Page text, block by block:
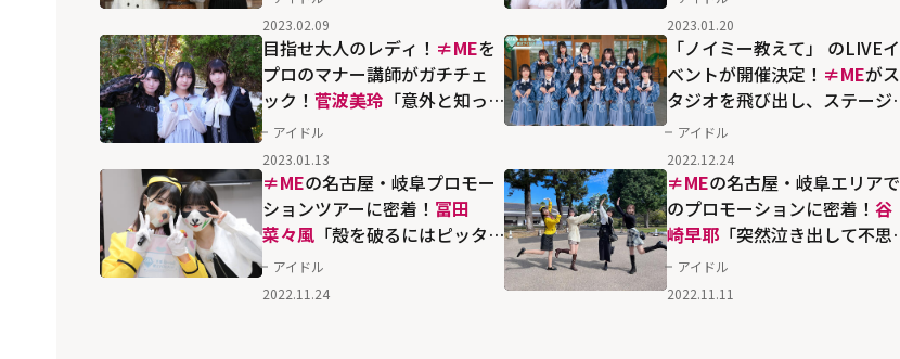
2023.02.09
がら、ぜひご覧いただきたい
です！」
2023.01.20
目指せ大人のレディ！ ≠MEを
プロのマナー講師がガチチェ
ック！ 菅波美玲 「意外と知っ
ているようで知らないマナー
がたくさんありました」
アイドル
2023.01.13
「ノイミー教えて」 のLIVEイ
ベントが開催決定！ ≠MEがス
タジオを飛び出し、ステージ
で"ハチャメチャ収録"を繰り広
げる
アイドル
2022.12.24
≠MEの名古屋・岐阜プロモー
ションツアーに密着！ 冨田
菜々風 「殻を破るにはピッタ
リの策かもしれないです
ね。」
アイドル
2022.11.24
≠MEの名古屋・岐阜エリアで
のプロモーションに密着！ 谷
崎早耶 「突然泣き出して不思
議ちゃんに思われてないか不
安です」
アイドル
2022.11.11